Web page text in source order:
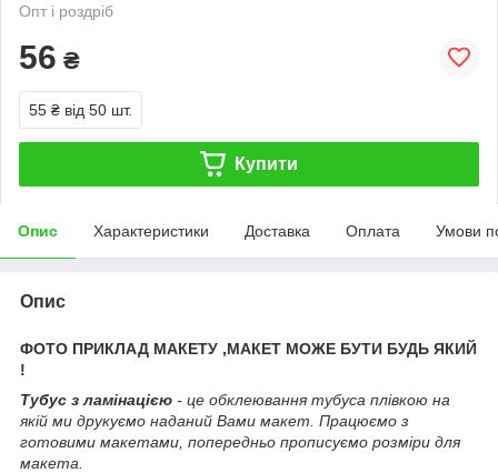
Опт і роздріб
56 ₴
55 ₴ від 50 шт.
Купити
Опис Характеристики Доставка Оплата Умови
Опис
ФОТО ПРИКЛАД МАКЕТУ ,МАКЕТ МОЖЕ БУТИ БУДЬ ЯКИЙ
!
Тубус з ламінацією - це обклеювання тубуса плівкою на
якій ми друкуємо наданий Вами макет. Працюємо з
готовими макетами, попередньо прописуємо розміри для
макета.